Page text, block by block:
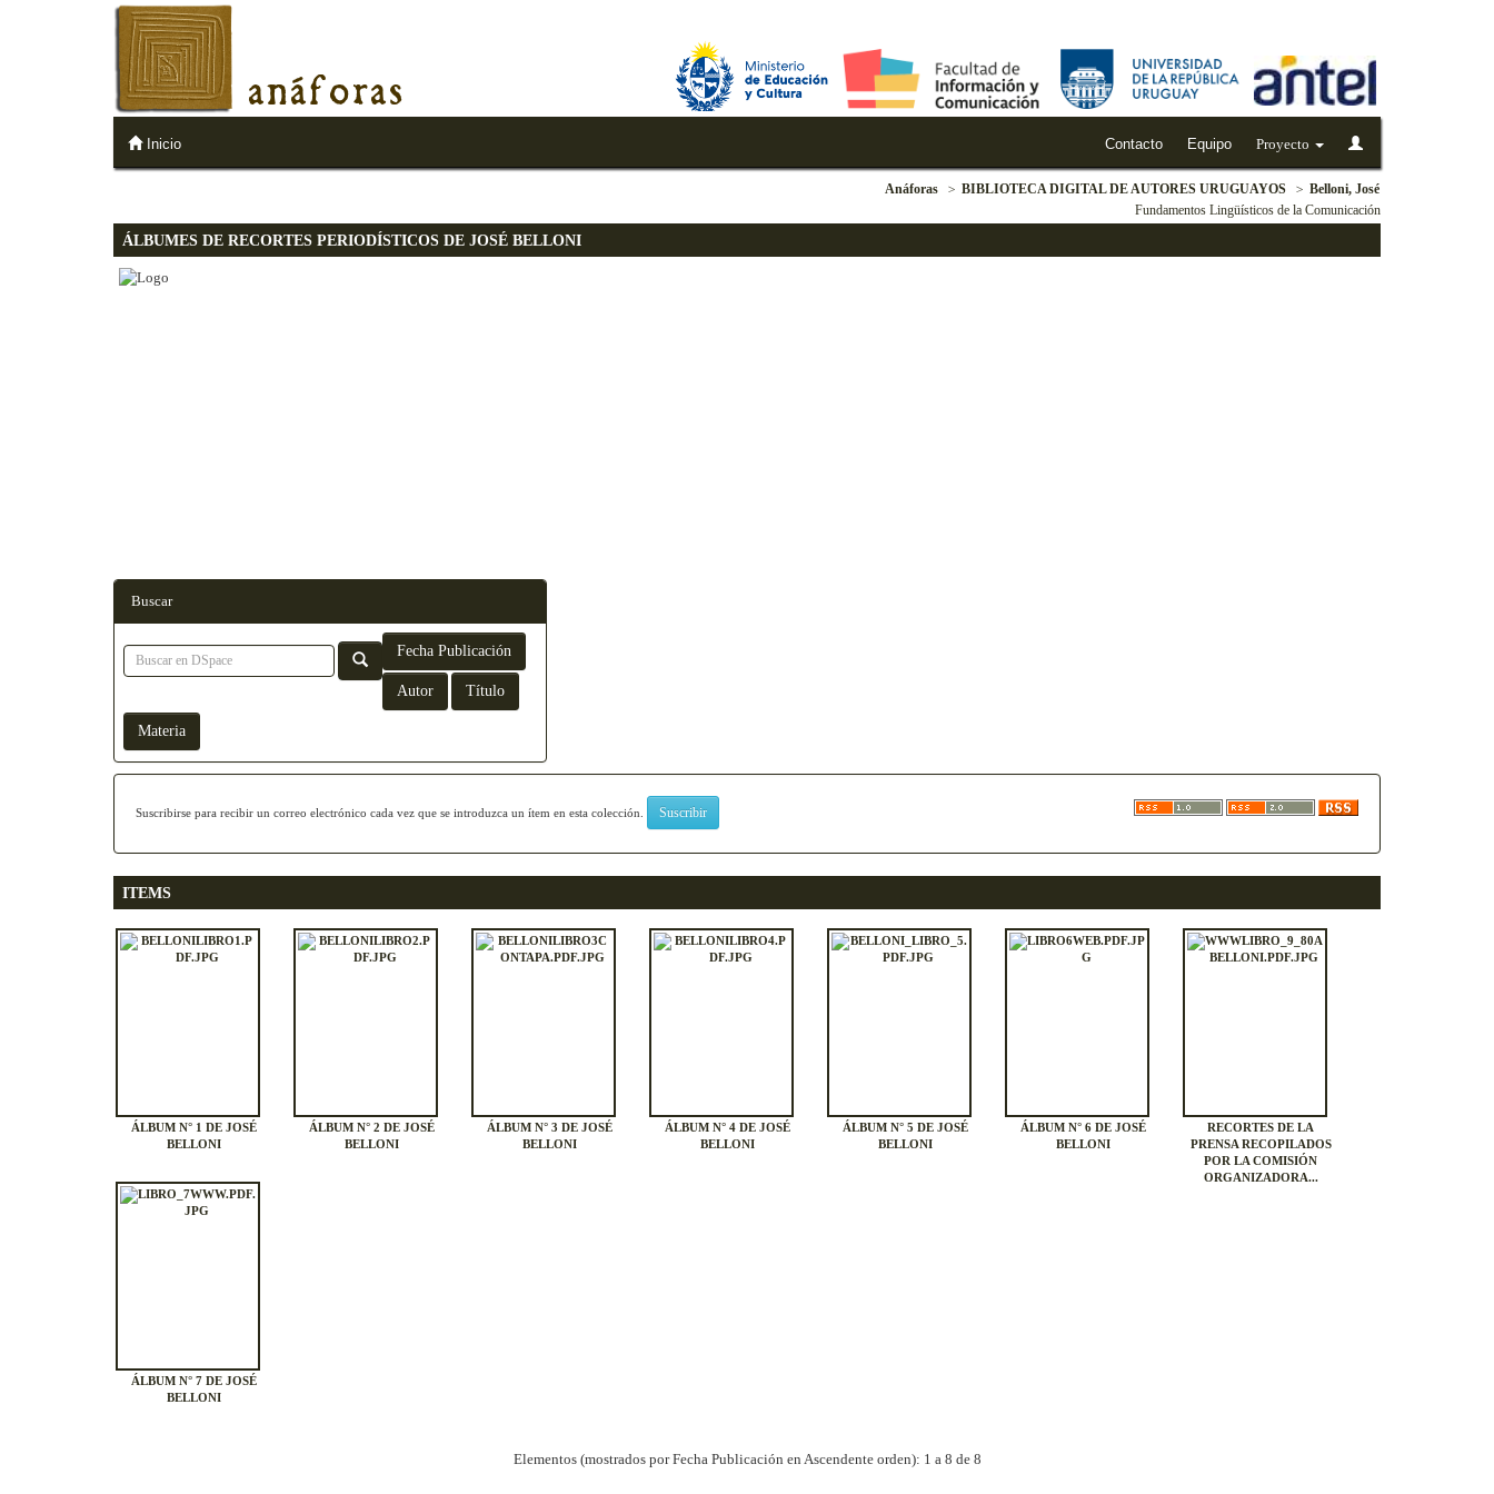
anáforas
Inicio Contacto Equipo Proyecto
Anáforas BIBLIOTECA DIGITAL DE AUTORES URUGUAYOS
Belloni, José
Fundamentos Lingüísticos de la Comunicación
ÁLBUMES DE RECORTES PERIODÍSTICOS DE JOSÉ BELLONI
Buscar
Suscribirse para recibir un correo electrónico cada vez que se introduzca un ítem en esta colección.
ITEMS
ÁLBUM N° 1 DE JOSÉ
BELLONI
ÁLBUM N° 2 DE JOSÉ
BELLONI
ÁLBUM N° 3 DE JOSÉ
BELLONI
ÁLBUM N° 4 DE JOSÉ
BELLONI
ÁLBUM N° 5 DE JOSÉ
BELLONI
ÁLBUM N° 6 DE JOSÉ
BELLONI
RECORTES DE LA
PRENSA RECOPILADOS
POR LA COMISIÓN
ORGANIZADORA...
ÁLBUM N° 7 DE JOSÉ
BELLONI
Elementos (mostrados por Fecha Publicación en Ascendente orden): 1 a 8 de 8